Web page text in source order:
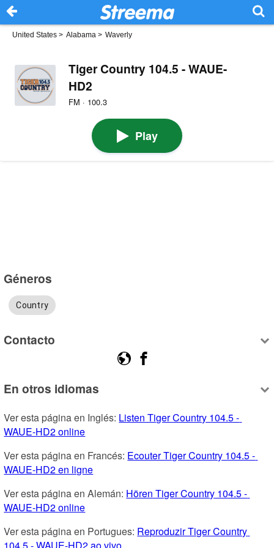
United States > Alabama > Waverly
Tiger Country 104.5 - WAUE-
HD2
FM · 100.3
Play
Géneros
Country
Contacto
En otros idiomas
Ver esta página en Inglés: Listen Tiger Country 104.5 -
WAUE-HD2 online
Ver esta página en Francés: Ecouter Tiger Country 104.5 -
WAUE-HD2 en ligne
Ver esta página en Alemán: Hören Tiger Country 104.5 -
WAUE-HD2 online
Ver esta página en Portugues: Reproduzir Tiger Country
104.5 - WAUE-HD2 ao vivo